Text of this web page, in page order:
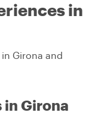
in
Girona and
in Girona